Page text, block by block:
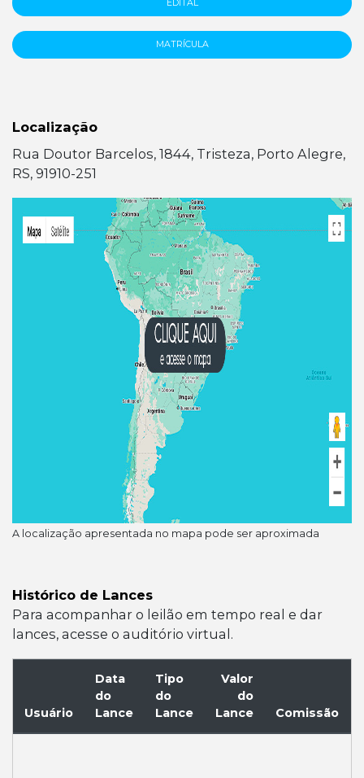
EDITAL
MATRÍCULA
Localização
Rua Doutor Barcelos, 1844, Tristeza, Porto Alegre,
RS, 91910-251
A localização apresentada no mapa pode ser aproximada
Histórico de Lances
Para acompanhar o leilão em tempo real e dar
lances, acesse o auditório virtual.
Usuário
Data
do
Lance
Tipo
do
Lance
Valor
do
Lance
Comissão